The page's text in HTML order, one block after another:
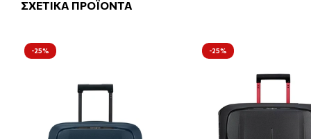
ΣΧΕΤΙΚΑ ΠΡΟΪΟΝΤΑ
-25% -25%